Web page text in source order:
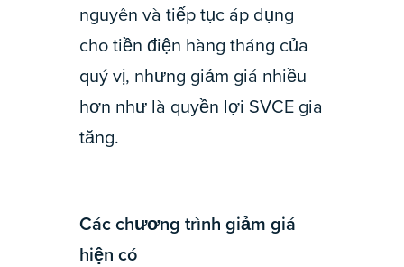
nguyên và tiếp tục áp dụng
cho tiền điện hàng tháng của
quý vị, nhưng giảm giá nhiều
hơn như là quyền lợi SVCE gia
tăng.
Các chương trình giảm giá
hiện có